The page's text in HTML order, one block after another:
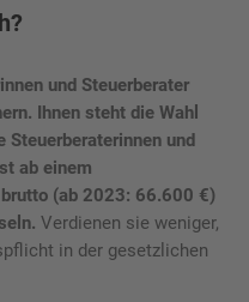
und Steuerberater
Ihnen steht die Wahl
und
ab einem
(ab 2023: 66.600 €)
Verdienen sie weniger,
in der gesetzlichen